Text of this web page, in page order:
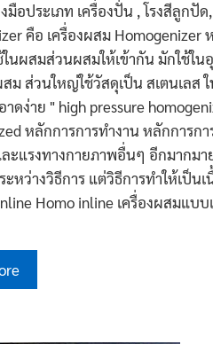
มือประเภท เครื่องปั่น , โรงสีลูกปั
คือ เครื่องผสม Homogenizer
นผสมส่วนผสมให้เข้ากัน มักใช้ใน
สม ส่วนใหญ่ใช้วัสดุเป็น สเตนเลส
ดง่าย " high pressure
หลักการการทำงาน หลักการก
ะแรงทางกายภาพอื่นๆ อีกมากม
ะหว่างวิธีการ แต่วิธีการทำให้เป็
Homo inline เครื่องผสมแบ